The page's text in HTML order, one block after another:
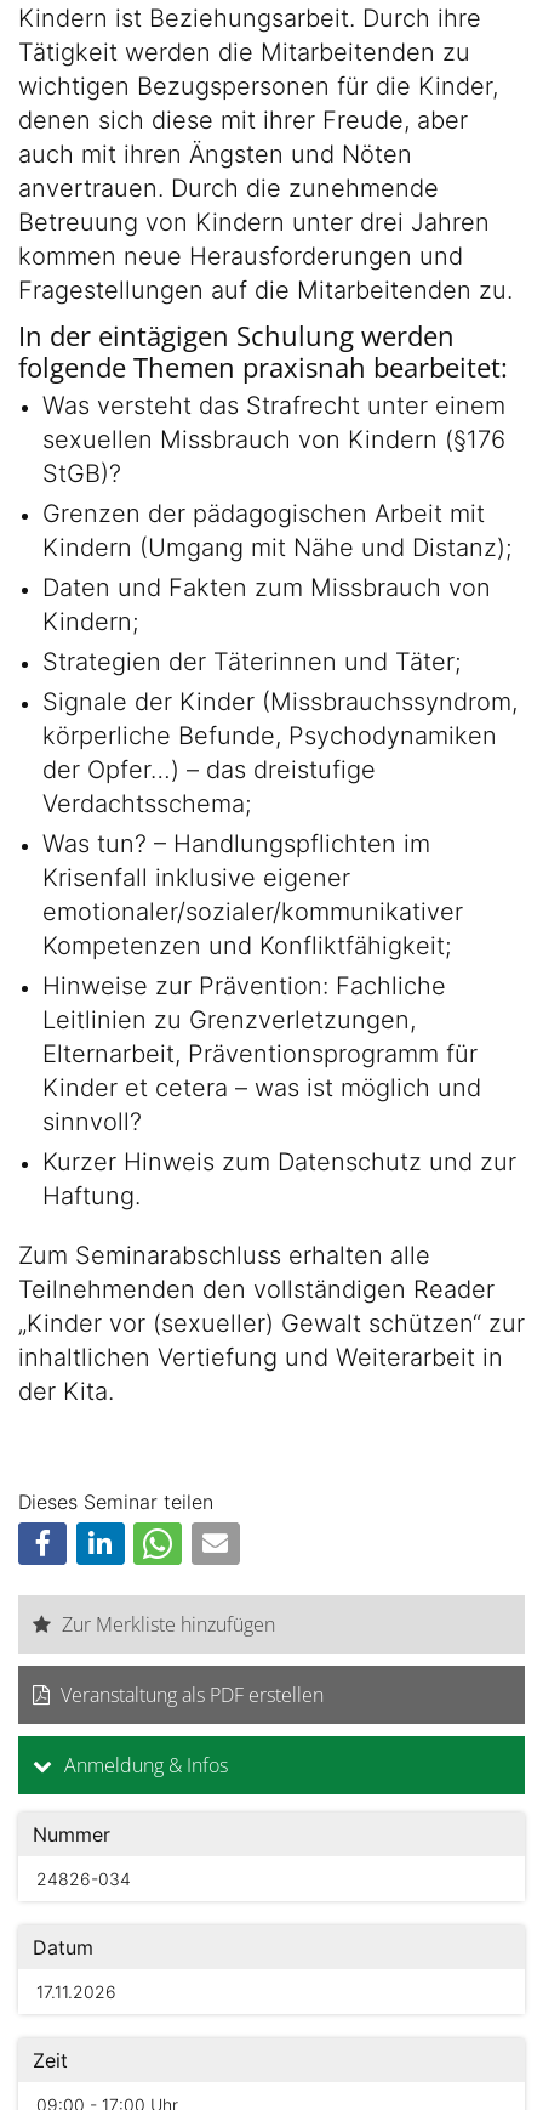
Kindern ist Beziehungsarbeit. Durch ihre
Tätigkeit werden die Mitarbeitenden zu
wichtigen Bezugspersonen für die Kinder,
denen sich diese mit ihrer Freude, aber
auch mit ihren Ängsten und Nöten
anvertrauen. Durch die zunehmende
Betreuung von Kindern unter drei Jahren
kommen neue Herausforderungen und
Fragestellungen auf die Mitarbeitenden zu.
In der eintägigen Schulung werden
folgende Themen praxisnah bearbeitet:
Was versteht das Strafrecht unter einem
sexuellen Missbrauch von Kindern (§176
StGB)?
Grenzen der pädagogischen Arbeit mit
Kindern (Umgang mit Nähe und Distanz);
Daten und Fakten zum Missbrauch von
Kindern;
Strategien der Täterinnen und Täter;
Signale der Kinder (Missbrauchssyndrom,
körperliche Befunde, Psychodynamiken
der Opfer…) – das dreistufige
Verdachtsschema;
Was tun? – Handlungspflichten im
Krisenfall inklusive eigener
emotionaler/sozialer/kommunikativer
Kompetenzen und Konfliktfähigkeit;
Hinweise zur Prävention: Fachliche
Leitlinien zu Grenzverletzungen,
Elternarbeit, Präventionsprogramm für
Kinder et cetera – was ist möglich und
sinnvoll?
Kurzer Hinweis zum Datenschutz und zur
Haftung.
Zum Seminarabschluss erhalten alle
Teilnehmenden den vollständigen Reader
„Kinder vor (sexueller) Gewalt schützen“ zur
inhaltlichen Vertiefung und Weiterarbeit in
der Kita.
Dieses Seminar teilen
Zur Merkliste hinzufügen
Veranstaltung als PDF erstellen
Anmeldung & Infos
Nummer
24826-034
Datum
17.11.2026
Zeit
09:00 - 17:00 Uhr